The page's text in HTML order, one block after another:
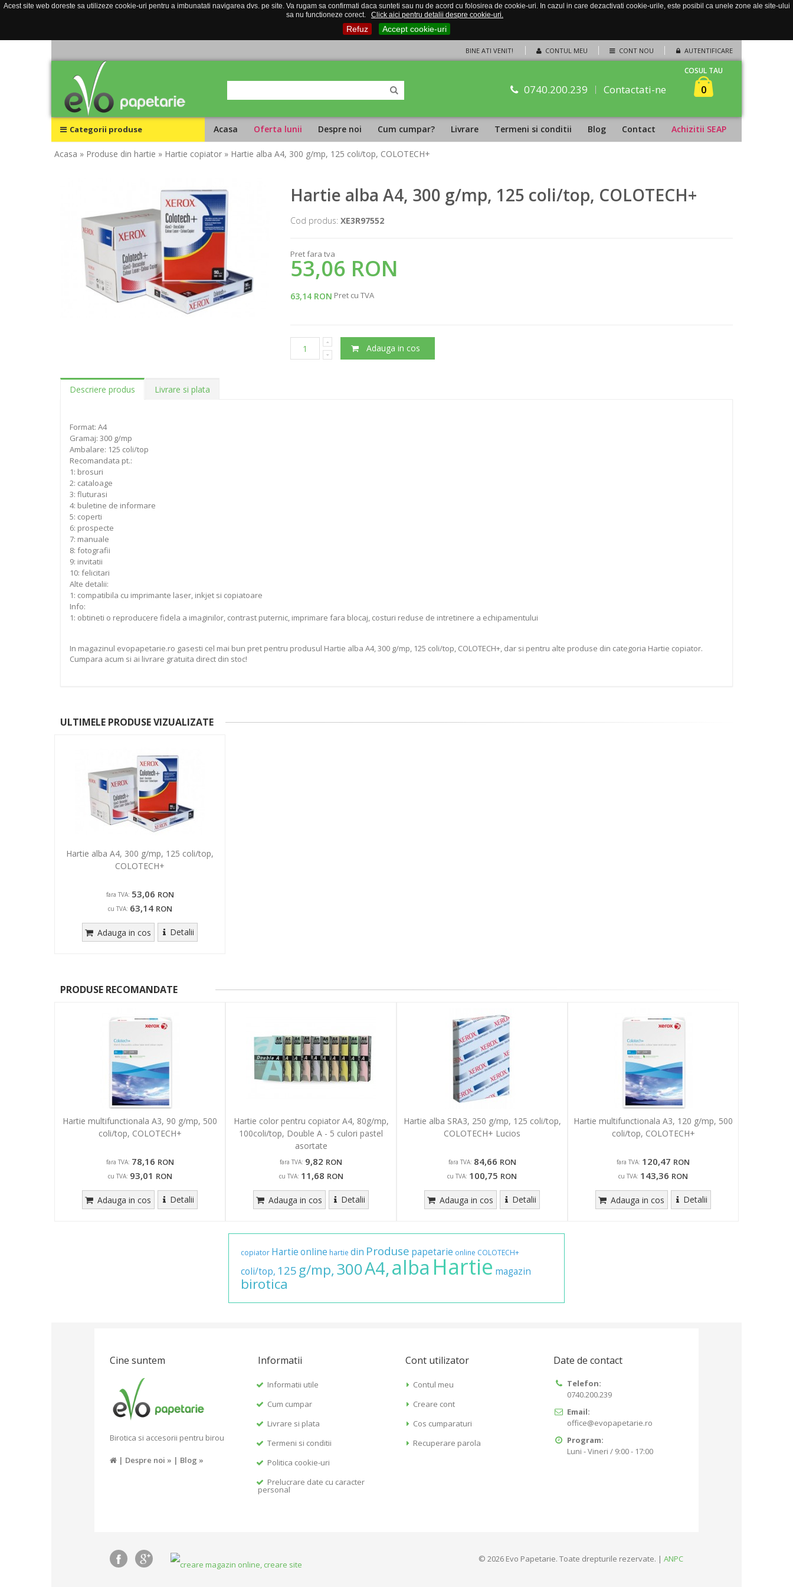
Acest site web doreste sa utilizeze cookie-uri pentru a imbunatati navigarea dvs. pe site. Va rugam sa confirmati daca sunteti sau nu de acord cu folosirea de cookie-uri. In cazul in care dezactivati cookie-urile, este posibil ca unele zone ale site-ului
sa nu functioneze corect.
Click aici pentru detalii despre cookie-uri.
Refuz Accept cookie-uri
CONTUL MEU CONT NOU AUTENTIFICARE
BINE ATI VENIT!
0740.200.239 Contactati-ne
COSUL TAU
0
Categorii produse Acasa Oferta lunii Despre noi Cum cumpar? Livrare Termeni si conditii Blog Contact Achizitii SEAP
Acasa » Produse din hartie » Hartie copiator » Hartie alba A4, 300 g/mp, 125 coli/top, COLOTECH+
Hartie alba A4, 300 g/mp, 125 coli/top, COLOTECH+
Cod produs: XE3R97552
Pret fara tva
53,06 RON
63,14 RON Pret cu TVA
Adauga in cos
Descriere produs Livrare si plata
Format: A4
Gramaj: 300 g/mp
Ambalare: 125 coli/top
Recomandata pt.:
1: brosuri
2: cataloage
3: fluturasi
4: buletine de informare
5: coperti
6: prospecte
7: manuale
8: fotografii
9: invitatii
10: felicitari
Alte detalii:
1: compatibila cu imprimante laser, inkjet si copiatoare
Info:
1: obtineti o reproducere fidela a imaginilor, contrast puternic, imprimare fara blocaj, costuri reduse de intretinere a echipamentului
In magazinul evopapetarie.ro gasesti cel mai bun pret pentru produsul Hartie alba A4, 300 g/mp, 125 coli/top, COLOTECH+, dar si pentru alte produse din categoria Hartie copiator.
Cumpara acum si ai livrare gratuita direct din stoc!
ULTIMELE PRODUSE VIZUALIZATE
Hartie alba A4, 300 g/mp, 125 coli/top,
COLOTECH+
fara TVA: 53,06 RON
cu TVA: 63,14 RON
Adauga in cos Detalii
PRODUSE RECOMANDATE
Hartie multifunctionala A3, 90 g/mp, 500
coli/top, COLOTECH+
fara TVA: 78,16 RON
cu TVA: 93,01 RON
Adauga in cos Detalii
Hartie color pentru copiator A4, 80g/mp,
100coli/top, Double A - 5 culori pastel
asortate
fara TVA: 9,82 RON
cu TVA: 11,68 RON
Adauga in cos Detalii
Hartie alba SRA3, 250 g/mp, 125 coli/top,
COLOTECH+ Lucios
fara TVA: 84,66 RON
cu TVA: 100,75 RON
Adauga in cos Detalii
Hartie multifunctionala A3, 120 g/mp, 500
coli/top, COLOTECH+
fara TVA: 120,47 RON
cu TVA: 143,36 RON
Adauga in cos Detalii
copiator Hartieonline hartie din Produse papetarie online COLOTECH+
coli/top, 125g/mp,300A4,alba Hartie magazin
birotica
Cine suntem
Birotica si accesorii pentru birou
| Despre noi » | Blog »
Informatii
Informatii utile
Cum cumpar
Livrare si plata
Termeni si conditii
Politica cookie-uri
Prelucrare date cu caracter
personal
Cont utilizator
Contul meu
Creare cont
Cos cumparaturi
Recuperare parola
Date de contact
Telefon:
0740.200.239
Email:
office@evopapetarie.ro
Program:
Luni - Vineri / 9:00 - 17:00
© 2026 Evo Papetarie. Toate drepturile rezervate. | ANPC